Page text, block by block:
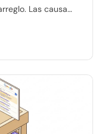
Las causas
una.